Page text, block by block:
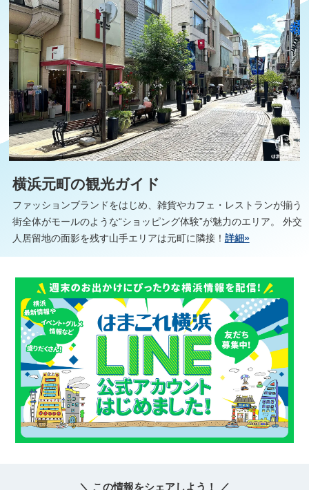
横浜元町の観光ガイド
ファッションブランドをはじめ、雑貨やカフェ・レストランが揃う
街全体がモールのような“ショッピング体験”が魅力のエリア。 外交
人居留地の面影を残す山手エリアは元町に隣接！ 詳細»
＼ この情報をシェアしよう！ ／